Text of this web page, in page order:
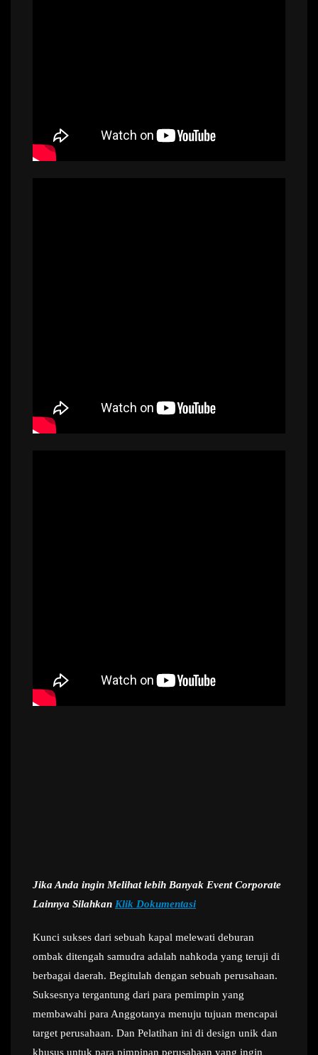
Jika Anda ingin Melihat lebih Banyak Event Corporate
Lainnya Silahkan Klik Dokumentasi
Kunci sukses dari sebuah kapal melewati deburan
ombak ditengah samudra adalah nahkoda yang teruji di
berbagai daerah. Begitulah dengan sebuah perusahaan.
Suksesnya tergantung dari para pemimpin yang
membawahi para Anggotanya menuju tujuan mencapai
target perusahaan. Dan Pelatihan ini di design unik dan
khusus untuk para pimpinan perusahaan yang ingin